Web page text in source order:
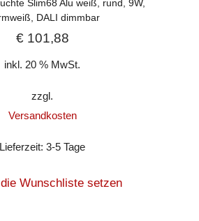
Slim68 Alu weiß, rund, 9W,
DALI dimmbar
€101,88
inkl. 20 % MwSt.
zzgl.
Versandkosten
Lieferzeit:3-5 Tage
Wunschliste setzen